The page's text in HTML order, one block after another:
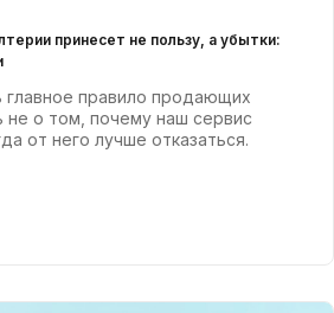
принесет не пользу, а убытки:
правило продающих
не о том, почему наш сервис
от него лучше отказаться.